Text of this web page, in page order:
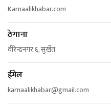
Karnaalikhabar.com
ठेगाना
वीरेन्द्रनगर ६, सुर्खेत
ईमेल
karnaalikhabar@gmail.com